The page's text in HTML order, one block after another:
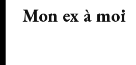
Mon ex à moi